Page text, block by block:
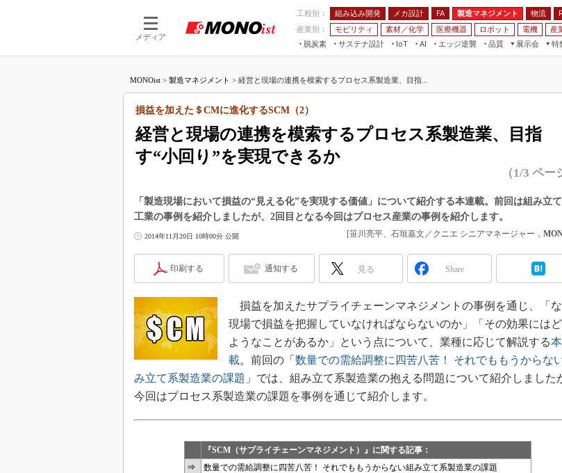
メディア
工程別： 組み込み開発 メカ設計 FA 製造マネジメント 物流
産業別：
モビリティ 素材／化学 医療機器 ロボット 電機 産
脱炭素
サステナ設計
IoT
つながる工場
AI
AI×設備保全
エッジ逆襲 品質
展示会
JIMTOF
IIFES
TECHNO-FRONTIER
人テク展
スマート工場EXPO
日本ものづくりワールド
AUTOMOTIVE WORLD
産業オープンネット展
特
つながるクルマ
VR／AR
組み込みモデリング
Windows Embedded
車載ソフト開発
ISO26262
デジタルツインとCAE
S＆OP
インダストリー4.0
イノベーション
メイドインジャパン
植物工場
FA
MONOist > 製造マネジメント > 経営と現場の連携を模索するプロセス系製造業、目指...
経営と現場の連携を模索するプロセス系製造業、目指
す“小回り”を実現できるか
損益を加えた＄CMに進化するSCM（2）
（1/3 ペー
「製造現場において損益の“見える化”を実現する価値」について紹介する本連載。前回は組み立
工業の事例を紹介しましたが、2回目となる今回はプロセス産業の事例を紹介します。
2014年11月20日 10時00分 公開 [笹川亮平、石垣嘉文／クニエ シニアマネージャー，
印刷する 通知する 見る Share
損益を加えたサプライチェーンマネジメントの事例を通じ、「
現場で損益を把握していなければならないのか」「その効果には
ようなことがあるか」という点について、業種に応じて解説する
載。前回の「 数量での需給調整に四苦八苦！ それでももうからな
み立て系製造業の課題 」では、組み立て系製造業の抱える問題について紹介しました
今回はプロセス系製造業の課題を事例を通じて紹介します。
『SCM（サプライチェーンマネジメント）』に関する記事：
⇒
数量での需給調整に四苦八苦！ それでももうからない組み立て系製造業の課題